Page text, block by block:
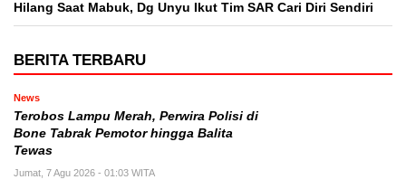
Hilang Saat Mabuk, Dg Unyu Ikut Tim SAR Cari Diri Sendiri
BERITA TERBARU
News
Terobos Lampu Merah, Perwira Polisi di
Bone Tabrak Pemotor hingga Balita
Tewas
Jumat, 7 Agu 2026 - 01:03 WITA